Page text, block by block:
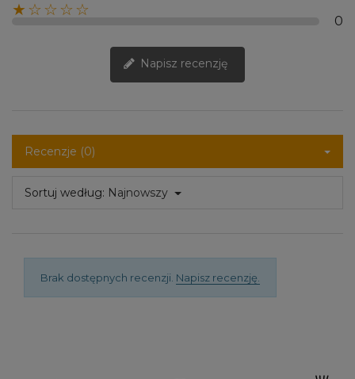
★☆☆☆☆
0
Napisz recenzję
Recenzje (0)
Sortuj według: Najnowszy
Brak dostępnych recenzji. Napisz recenzję.